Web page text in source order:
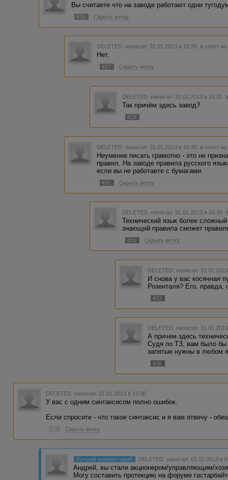
Вы считаете что на заводе работают одни
#25 Скрыть ветку
DELETED написал 31.01.2013 в 16:30 в ответ
Нет.
#27 Скрыть ветку
DELETED написал 31.01.2013 в 16:31
Так причём здесь завод?
#29
DELETED написал 31.01.2013 в 16:35 в ответ
Неумение писать грамотно - это не
правил. На заводе правила русского
если вы не работаете с бумагами.
#30 Скрыть ветку
DELETED написал 31.01.2013 в 16:39
Технический язык более
знающий правила сможет
#31 Скрыть ветку
DELETED написал
И снова у вас косячная
Розенталя? Его, правда,
#32
DELETED написал
А причем здесь
Судя по ТЗ, вам было бы
запятые нужны в любом
#36
DELETED написал 31.01.2013 в 15:30
У вас с одним синтаксисом полно ошибок.
Если спросите - что такое синтаксис и я вам отвечу -
Скрыть ветку
Лучший комментарий DELETED написал 01.02.2013 в
Андрей, вы стали акционером/управляющим/
Могу составить протекцию на форуме